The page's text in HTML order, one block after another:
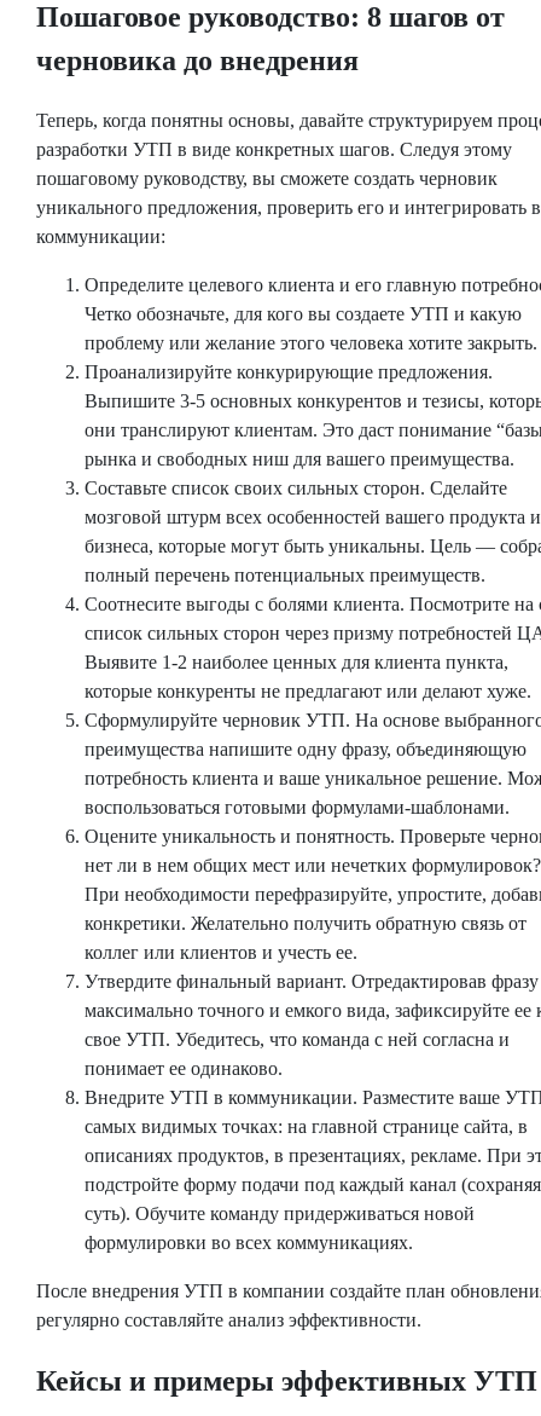
Пошаговое руководство: 8 шагов от
черновика до внедрения
Теперь, когда понятны основы, давайте структурируем
разработки УТП в виде конкретных шагов. Следуя этому
пошаговому руководству, вы сможете создать черновик
уникального предложения, проверить его и интегрировать в
коммуникации:
Определите целевого клиента и его главную
Четко обозначьте, для кого вы создаете УТП и какую
проблему или желание этого человека хотите закрыть.
Проанализируйте конкурирующие предложения.
Выпишите 3-5 основных конкурентов и тезисы,
они транслируют клиентам. Это даст понимание
рынка и свободных ниш для вашего преимущества.
Составьте список своих сильных сторон. Сделайте
мозговой штурм всех особенностей вашего продукта
бизнеса, которые могут быть уникальны. Цель —
полный перечень потенциальных преимуществ.
Соотнесите выгоды с болями клиента. Посмотрите на
список сильных сторон через призму потребностей
Выявите 1-2 наиболее ценных для клиента пункта,
которые конкуренты не предлагают или делают хуже.
Сформулируйте черновик УТП. На основе
преимущества напишите одну фразу, объединяющую
потребность клиента и ваше уникальное решение.
воспользоваться готовыми формулами-шаблонами.
Оцените уникальность и понятность. Проверьте
нет ли в нем общих мест или нечетких формулировок?
При необходимости перефразируйте, упростите,
конкретики. Желательно получить обратную связь от
коллег или клиентов и учесть ее.
Утвердите финальный вариант. Отредактировав
максимально точного и емкого вида, зафиксируйте ее
свое УТП. Убедитесь, что команда с ней согласна и
понимает ее одинаково.
Внедрите УТП в коммуникации. Разместите ваше
самых видимых точках: на главной странице сайта, в
описаниях продуктов, в презентациях, рекламе. При
подстройте форму подачи под каждый канал (сохраняя
суть). Обучите команду придерживаться новой
формулировки во всех коммуникациях.
После внедрения УТП в компании создайте план
регулярно составляйте анализ эффективности.
Кейсы и примеры эффективных УТП